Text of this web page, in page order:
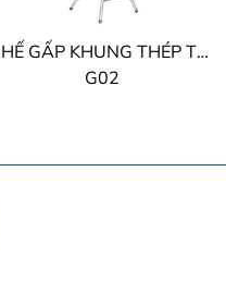
GHẾ GẤP KHUNG THÉP THE ONE
G02